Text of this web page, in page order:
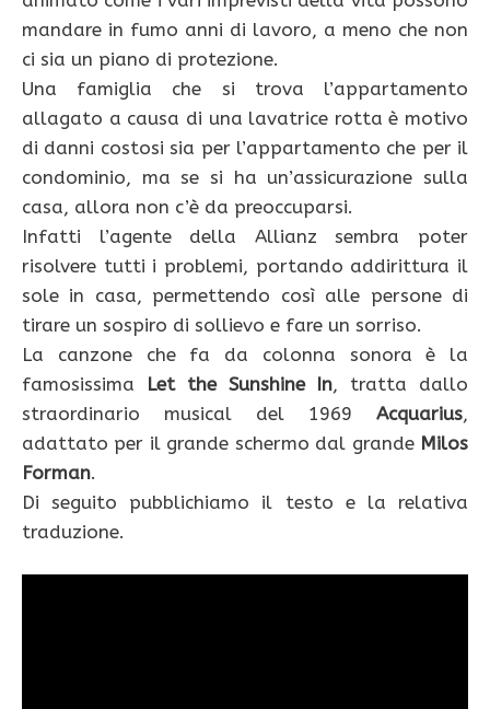
mandare in fumo anni di lavoro, a meno che non
ci sia un piano di protezione.
Una famiglia che si trova l’appartamento
allagato a causa di una lavatrice rotta è motivo
di danni costosi sia per l’appartamento che per il
condominio, ma se si ha un’assicurazione sulla
casa, allora non c’è da preoccuparsi.
Infatti l’agente della Allianz sembra poter
risolvere tutti i problemi, portando addirittura il
sole in casa, permettendo così alle persone di
tirare un sospiro di sollievo e fare un sorriso.
La canzone che fa da colonna sonora è la
famosissima
Let the Sunshine In, tratta dallo
straordinario musical del 1969 Acquarius,
adattato per il grande schermo dal grande Milos
Forman.
Di seguito pubblichiamo il testo e la relativa
traduzione.